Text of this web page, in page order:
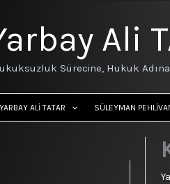
Ali
Sürecine, Hukuk
YARBAY ALİ TATAR SÜLEYMAN